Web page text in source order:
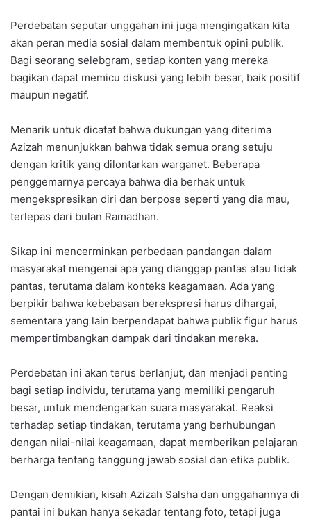
Perdebatan seputar unggahan ini juga mengingatkan kita
akan peran media sosial dalam membentuk opini publik.
Bagi seorang selebgram, setiap konten yang mereka
bagikan dapat memicu diskusi yang lebih besar, baik positif
maupun negatif.
Menarik untuk dicatat bahwa dukungan yang diterima
Azizah menunjukkan bahwa tidak semua orang setuju
dengan kritik yang dilontarkan warganet. Beberapa
penggemarnya percaya bahwa dia berhak untuk
mengekspresikan diri dan berpose seperti yang dia mau,
terlepas dari bulan Ramadhan.
Sikap ini mencerminkan perbedaan pandangan dalam
masyarakat mengenai apa yang dianggap pantas atau tidak
pantas, terutama dalam konteks keagamaan. Ada yang
berpikir bahwa kebebasan berekspresi harus dihargai,
sementara yang lain berpendapat bahwa publik figur harus
mempertimbangkan dampak dari tindakan mereka.
Perdebatan ini akan terus berlanjut, dan menjadi penting
bagi setiap individu, terutama yang memiliki pengaruh
besar, untuk mendengarkan suara masyarakat. Reaksi
terhadap setiap tindakan, terutama yang berhubungan
dengan nilai-nilai keagamaan, dapat memberikan pelajaran
berharga tentang tanggung jawab sosial dan etika publik.
Dengan demikian, kisah Azizah Salsha dan unggahannya di
pantai ini bukan hanya sekadar tentang foto, tetapi juga